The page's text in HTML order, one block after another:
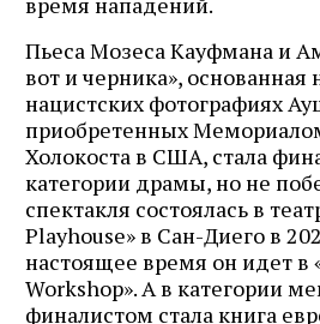
Пьеса Мозеса Кауфмана и
вот и черника», основанная
нацистских фотографиях
приобретенных
Холокоста в США, стала
категории драмы, но не
спектакля состоялась в
Playhouse» в Сан-Диего в
настоящее время он идет в
Workshop». А в категории
финалистом стала книга